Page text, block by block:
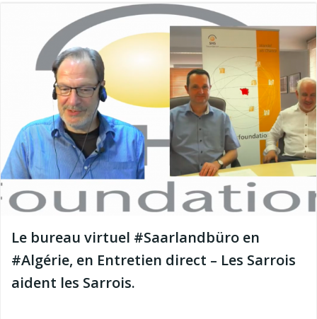
Le bureau virtuel #Saarlandbüro en
#Algérie, en Entretien direct – Les Sarrois
aident les Sarrois.